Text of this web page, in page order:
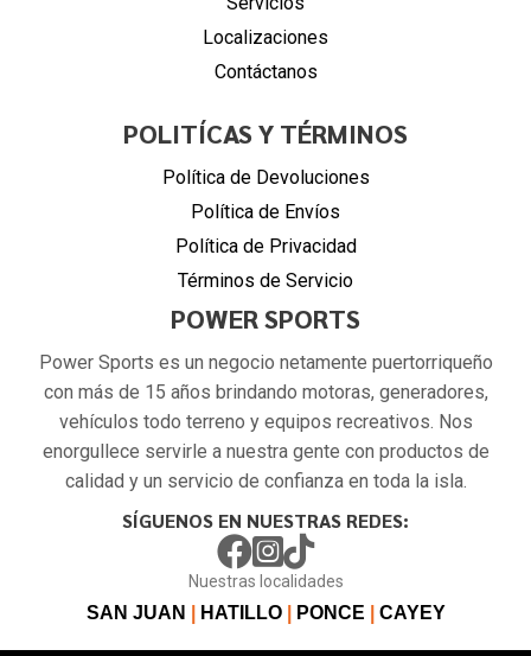
Localizaciones
Contáctanos
POLITÍCAS Y TÉRMINOS
Política de Devoluciones
Política de Envíos
Política de Privacidad
Términos de Servicio
POWER SPORTS
Power Sports es un negocio netamente puertorriqueño
con más de 15 años brindando motoras, generadores,
vehículos todo terreno y equipos recreativos. Nos
enorgullece servirle a nuestra gente con productos de
calidad y un servicio de confianza en toda la isla.
SÍGUENOS EN NUESTRAS REDES:
Nuestras localidades
SAN JUAN HATILLO PONCE CAYEY